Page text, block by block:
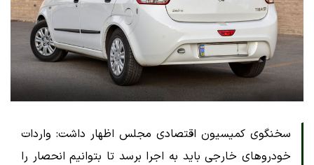
سخنگوی کمیسیون اقتصادی مجلس اظهار داشت: واردات
خودروهای خارجی باید به اجرا برسد تا بتوانیم انحصار را